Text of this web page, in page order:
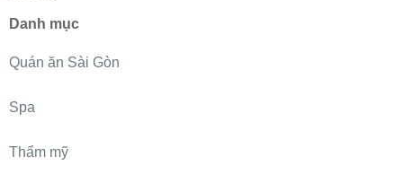
Danh mục
Quán ăn Sài Gòn
Spa
Thẩm mỹ